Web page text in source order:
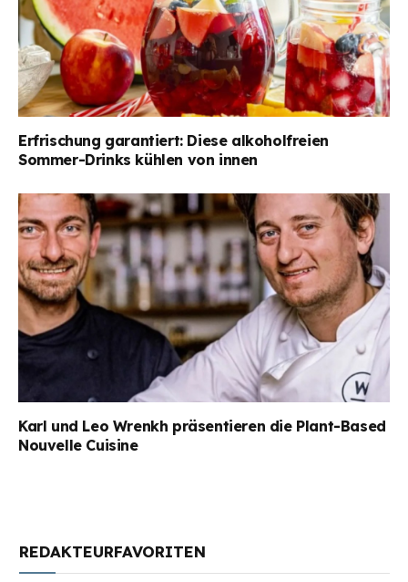
Erfrischung garantiert: Diese alkoholfreien
Sommer-Drinks kühlen von innen
Karl und Leo Wrenkh präsentieren die Plant-Based
Nouvelle Cuisine
REDAKTEURFAVORITEN